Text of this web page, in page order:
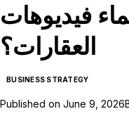
فيديوهات
العقارات؟
BUSINESS STRATEGY
Published on June 9, 2026